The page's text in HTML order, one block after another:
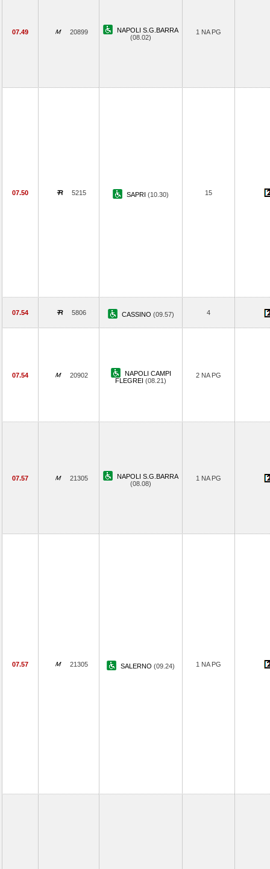
07.49 20899
NAPOLI S.G.BARRA
(08.02)
1 NA PG
07.50 5215 SAPRI (10.30) 15
07.54 5806 CASSINO (09.57) 4
07.54 20902
NAPOLI CAMPI
FLEGREI (08.21)
2 NA PG
07.57 21305
NAPOLI S.G.BARRA
(08.08)
1 NA PG
07.57 21305 SALERNO (09.24) 1 NA PG